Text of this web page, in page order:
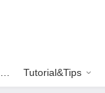
Tutorial&Tips